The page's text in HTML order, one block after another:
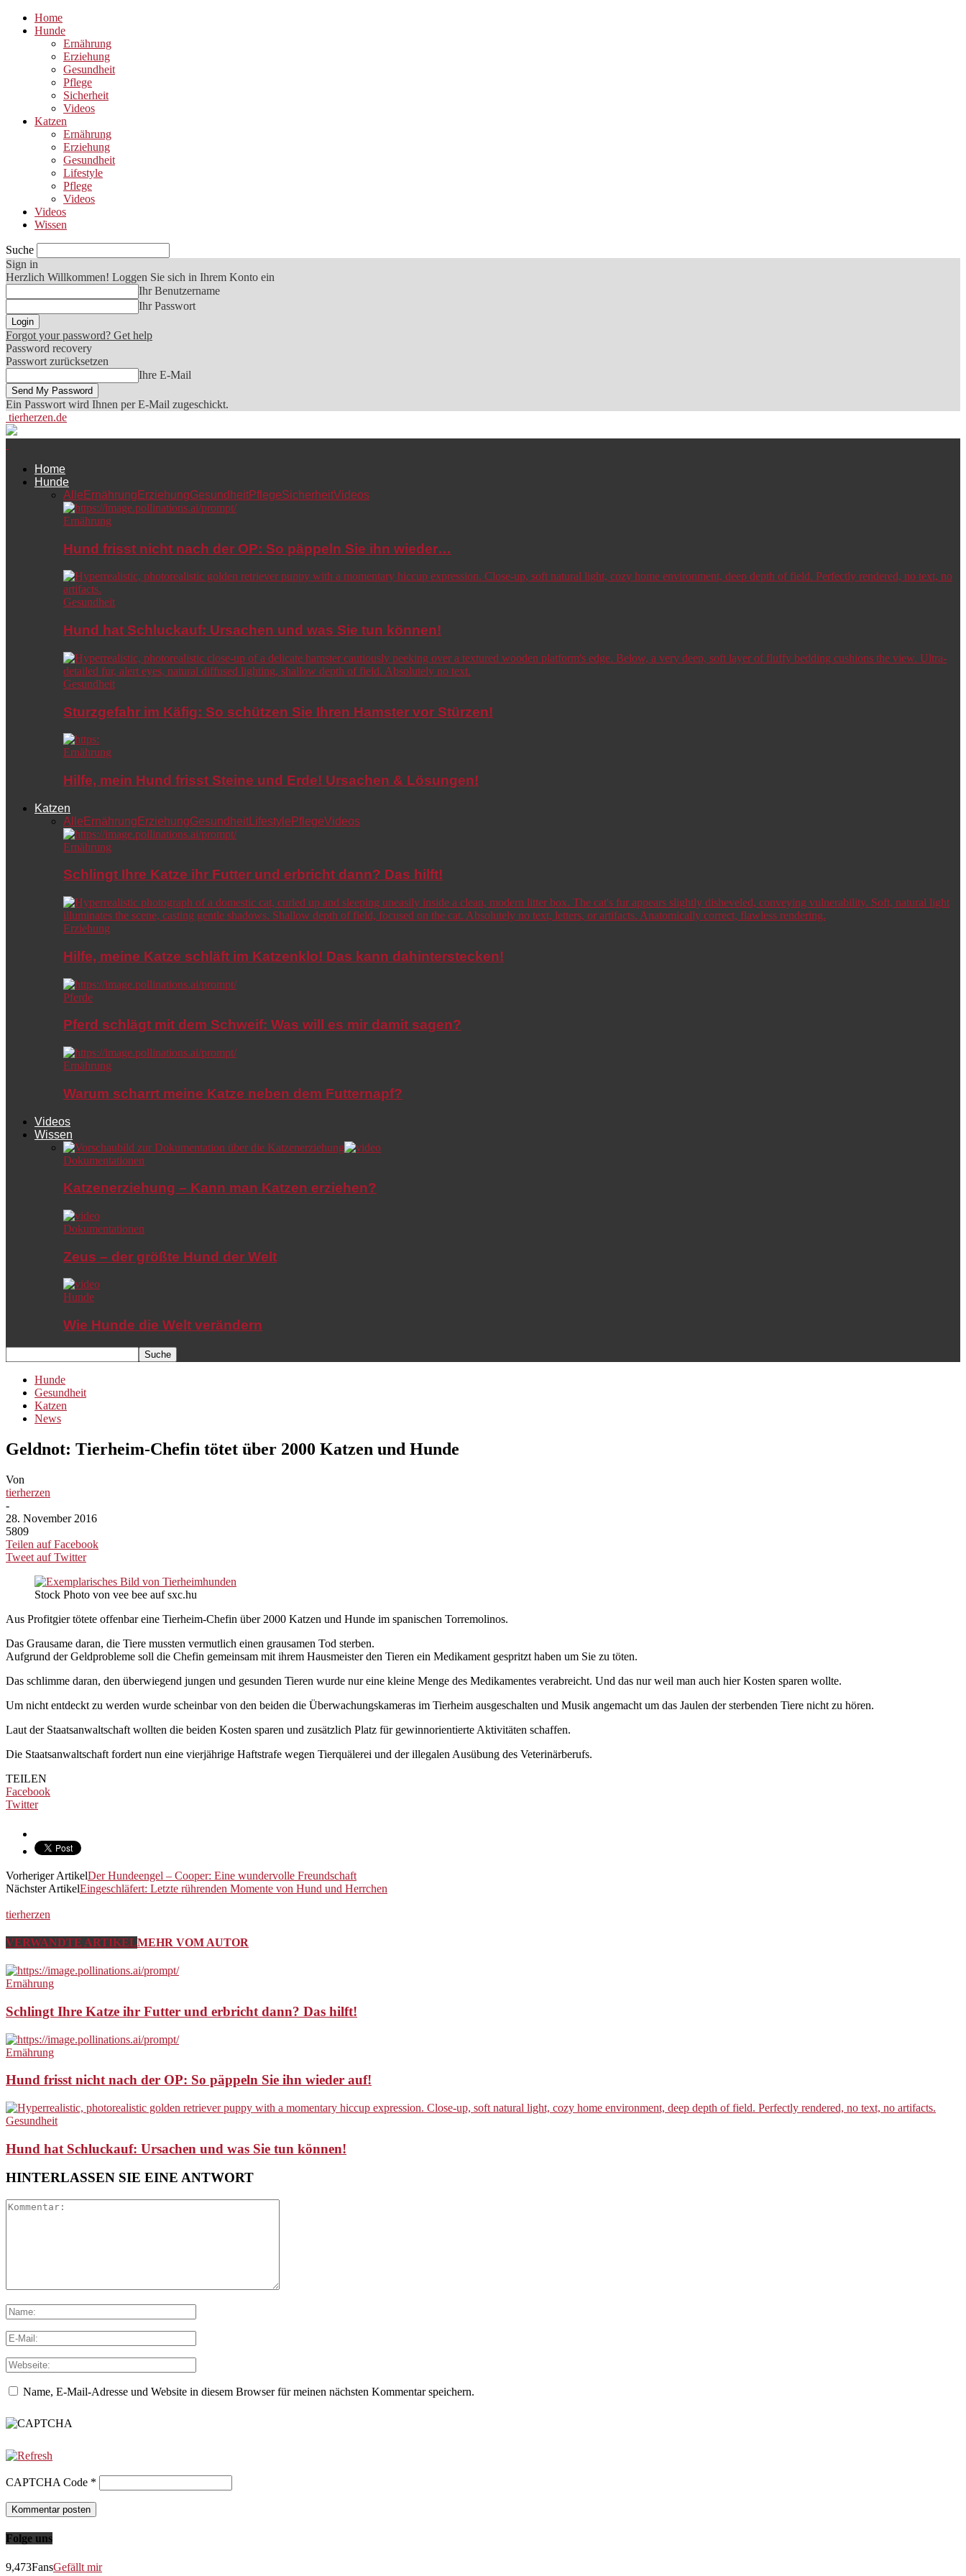
Home
Hunde
Ernährung
Erziehung
Gesundheit
Pflege
Sicherheit
Videos
Katzen
Ernährung
Erziehung
Gesundheit
Lifestyle
Pflege
Videos
Videos
Wissen
Suche
Sign in
Herzlich Willkommen! Loggen Sie sich in Ihrem Konto ein
Ihr Benutzername
Ihr Passwort
Forgot your password? Get help
Password recovery
Passwort zurücksetzen
Ihre E-Mail
Ein Passwort wird Ihnen per E-Mail zugeschickt.
tierherzen.de
Home
Hunde
Alle Ernährung ErziehungGesundheitPflegeSicherheitVideos
Ernährung
Hund frisst nicht nach der OP: So päppeln Sie ihn wieder…
Gesundheit
Hund hat Schluckauf: Ursachen und was Sie tun können!
Gesundheit
Sturzgefahr im Käfig: So schützen Sie Ihren Hamster vor Stürzen!
Ernährung
Hilfe, mein Hund frisst Steine und Erde! Ursachen & Lösungen!
Katzen
Alle Ernährung ErziehungGesundheitLifestyle PflegeVideos
Ernährung
Schlingt Ihre Katze ihr Futter und erbricht dann? Das hilft!
Erziehung
Hilfe, meine Katze schläft im Katzenklo! Das kann dahinterstecken!
Pferde
Pferd schlägt mit dem Schweif: Was will es mir damit sagen?
Ernährung
Warum scharrt meine Katze neben dem Futternapf?
Videos
Wissen
Dokumentationen
Katzenerziehung – Kann man Katzen erziehen?
Dokumentationen
Zeus – der größte Hund der Welt
Hunde
Wie Hunde die Welt verändern
Hunde
Gesundheit
Katzen
News
Geldnot: Tierheim-Chefin tötet über 2000 Katzen und Hunde
Von
tierherzen
-
28. November 2016
5809
Teilen auf Facebook
Tweet auf Twitter
Stock Photo von vee bee auf sxc.hu
Aus Profitgier tötete offenbar eine Tierheim-Chefin über 2000 Katzen und Hunde im spanischen Torremolinos.
Das Grausame daran, die Tiere mussten vermutlich einen grausamen Tod sterben.
Aufgrund der Geldprobleme soll die Chefin gemeinsam mit ihrem Hausmeister den Tieren ein Medikament gespritzt haben um Sie zu töten.
Das schlimme daran, den überwiegend jungen und gesunden Tieren wurde nur eine kleine Menge des Medikamentes verabreicht. Und das nur weil man auch hier Kosten sparen wollte.
Um nicht entdeckt zu werden wurde scheinbar von den beiden die Überwachungskameras im Tierheim ausgeschalten und Musik angemacht um das Jaulen der sterbenden Tiere nicht zu hören.
Laut der Staatsanwaltschaft wollten die beiden Kosten sparen und zusätzlich Platz für gewinnorientierte Aktivitäten schaffen.
Die Staatsanwaltschaft fordert nun eine vierjährige Haftstrafe wegen Tierquälerei und der illegalen Ausübung des Veterinärberufs.
TEILEN
Facebook
Twitter
Vorheriger ArtikelDer Hundeengel – Cooper: Eine wundervolle Freundschaft
Nächster ArtikelEingeschläfert: Letzte rührenden Momente von Hund und Herrchen
tierherzen
VERWANDTE ARTIKELMEHR VOM AUTOR
Ernährung
Schlingt Ihre Katze ihr Futter und erbricht dann? Das hilft!
Ernährung
Hund frisst nicht nach der OP: So päppeln Sie ihn wieder auf!
Gesundheit
Hund hat Schluckauf: Ursachen und was Sie tun können!
HINTERLASSEN SIE EINE ANTWORT
Name, E-Mail-Adresse und Website in diesem Browser für meinen nächsten Kommentar speichern.
CAPTCHA Code *
Folge uns
9,473FansGefällt mir